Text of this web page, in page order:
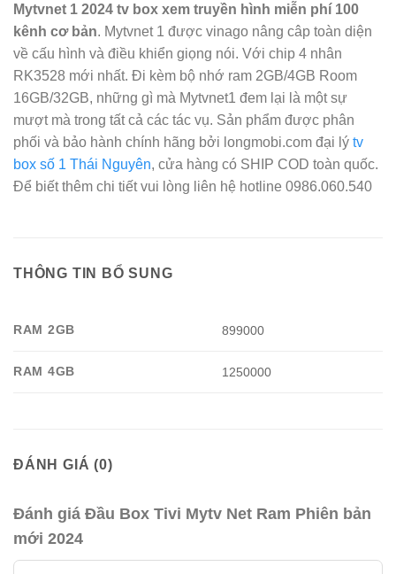
Mytvnet 1 2024 tv box xem truyền hình miễn phí 100
kênh cơ bản. Mytvnet 1 được vinago nâng câp toàn diện
về cấu hình và điều khiển giọng nói. Với chip 4 nhân
RK3528 mới nhất. Đi kèm bộ nhớ ram 2GB/4GB Room
16GB/32GB, những gì mà Mytvnet1 đem lại là một sự
mượt mà trong tất cả các tác vụ. Sản phẩm được phân
phối và bảo hành chính hãng bởi longmobi.com đại lý tv
box số 1 Thái Nguyên, cửa hàng có SHIP COD toàn quốc.
Để biết thêm chi tiết vui lòng liên hệ hotline 0986.060.540
THÔNG TIN BỔ SUNG
RAM 2GB 899000
RAM 4GB 1250000
ĐÁNH GIÁ (0)
Đánh giá Đầu Box Tivi Mytv Net Ram Phiên bản
mới 2024